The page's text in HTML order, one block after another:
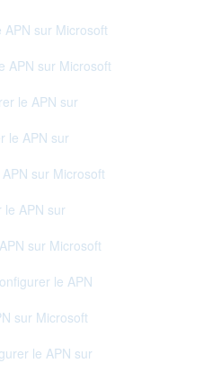
sur Microsoft
APN sur Microsoft
le APN sur
le APN sur
sur Microsoft
APN sur
sur Microsoft
le APN
sur Microsoft
le APN sur